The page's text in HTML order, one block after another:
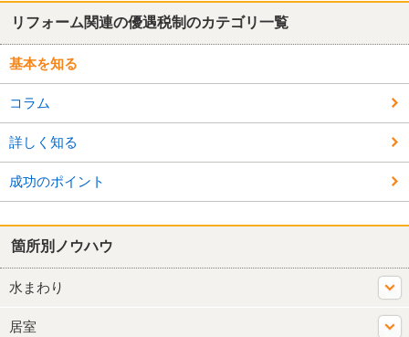
リフォーム関連の優遇税制のカテゴリ一覧
基本を知る
コラム
詳しく知る
成功のポイント
箇所別ノウハウ
水まわり
居室